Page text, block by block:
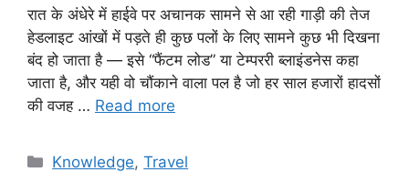
रात के अंधेरे में हाईवे पर अचानक सामने से आ रही गाड़ी की तेज
हेडलाइट आंखों में पड़ते ही कुछ पलों के लिए सामने कुछ भी दिखना
बंद हो जाता है — इसे “फैंटम लोड” या टेम्पररी ब्लाइंडनेस कहा
जाता है, और यही वो चौंकाने वाला पल है जो हर साल हजारों हादसों
की वजह … Read more
Categories
Knowledge,Travel